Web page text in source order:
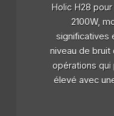
Holic H28
2100W,
significatives
niveau de
opérations qui
élevé avec